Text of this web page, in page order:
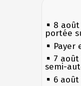
8 août
portée
Payer
7
semi-
6 août